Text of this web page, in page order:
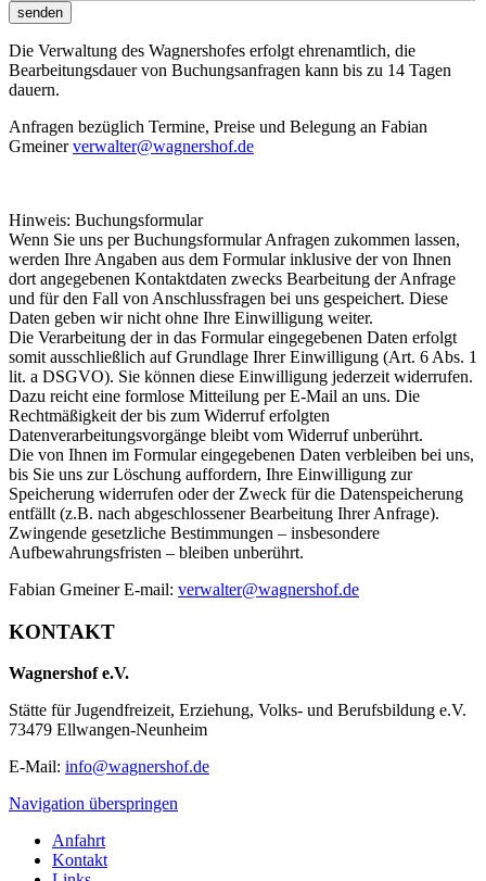
senden
Die Verwaltung des Wagnershofes erfolgt ehrenamtlich, die
Bearbeitungsdauer von Buchungsanfragen kann bis zu 14 Tagen
dauern.
Anfragen bezüglich Termine, Preise und Belegung an Fabian
Gmeinerverwalter@wagnershof.de
Hinweis: Buchungsformular
Wenn Sie uns per Buchungsformular Anfragen zukommen lassen,
werden Ihre Angaben aus dem Formular inklusive der von Ihnen
dort angegebenen Kontaktdaten zwecks Bearbeitung der Anfrage
und für den Fall von Anschlussfragen bei uns gespeichert. Diese
Daten geben wir nicht ohne Ihre Einwilligung weiter.
Die Verarbeitung der in das Formular eingegebenen Daten erfolgt
somit ausschließlich auf Grundlage Ihrer Einwilligung (Art. 6 Abs. 1
lit. a DSGVO). Sie können diese Einwilligung jederzeit widerrufen.
Dazu reicht eine formlose Mitteilung per E-Mail an uns. Die
Rechtmäßigkeit der bis zum Widerruf erfolgten
Datenverarbeitungsvorgänge bleibt vom Widerruf unberührt.
Die von Ihnen im Formular eingegebenen Daten verbleiben bei uns,
bis Sie uns zur Löschung auffordern, Ihre Einwilligung zur
Speicherung widerrufen oder der Zweck für die Datenspeicherung
entfällt (z.B. nach abgeschlossener Bearbeitung Ihrer Anfrage).
Zwingende gesetzliche Bestimmungen – insbesondere
Aufbewahrungsfristen – bleiben unberührt.
Fabian Gmeiner E-mail: verwalter@wagnershof.de
KONTAKT
Wagnershof e.V.
Stätte für Jugendfreizeit, Erziehung, Volks- und Berufsbildung e.V.
73479 Ellwangen-Neunheim
E-Mail: info@wagnershof.de
Navigation überspringen
Anfahrt
Kontakt